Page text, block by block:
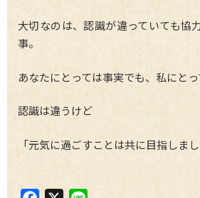
大切なのは、認識が違っていても協
事。
あなたにとっては事実でも、私にと
認識は違うけど
「元気に過ごすことは共に目指しまし